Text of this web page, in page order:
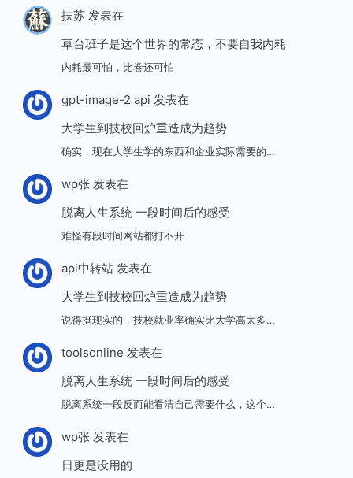
扶苏发表在
草台班子是这个世界的常态，不要自我内耗
内耗最可怕，比卷还可怕
gpt-image-2 api 发表在
大学生到技校回炉重造成为趋势
确实，现在大学生学的东西和企业实际需要的…
wp张发表在
脱离人生系统 一段时间后的感受
难怪有段时间网站都打不开
api中转站发表在
大学生到技校回炉重造成为趋势
说得挺现实的，技校就业率确实比大学高太多…
toolsonline 发表在
脱离人生系统 一段时间后的感受
脱离系统一段反而能看清自己需要什么，这个…
wp张发表在
日更是没用的